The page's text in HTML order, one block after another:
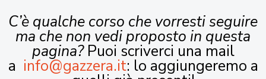
C’è qualche corso che vorresti seguire
ma che non vedi proposto in questa
pagina?Puoi scriverci una mail
a info@gazzera.it: lo aggiungeremo a